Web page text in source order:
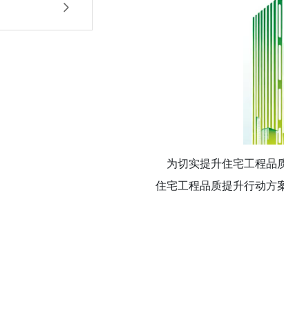
为切实提升住宅工程品
住宅工程品质提升行动方